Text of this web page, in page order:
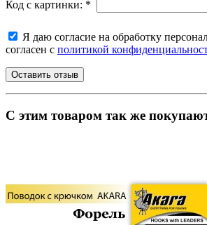
Код с картинки: *
Я даю согласие на обработку
согласен с политикой
C этим товаром так же